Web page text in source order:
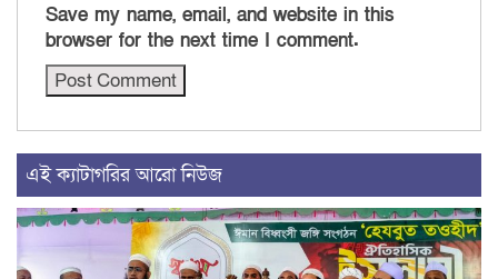
Save my name, email, and website in this
browser for the next time I comment.
এই ক্যাটাগরির আরো নিউজ